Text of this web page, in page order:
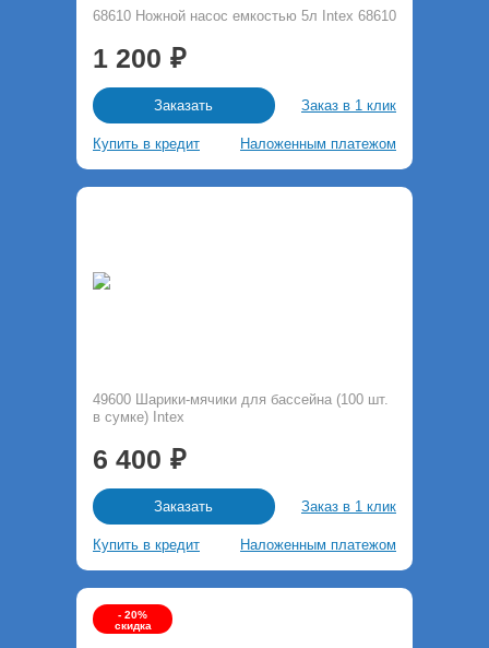
68610 Ножной насос емкостью 5л Intex 68610
1 200
Заказать Заказ в 1 клик
Купить в кредит Наложенным платежом
49600 Шарики-мячики для бассейна (100 шт.
в сумке) Intex
6 400
Заказать Заказ в 1 клик
Купить в кредит Наложенным платежом
- 20%
скидка